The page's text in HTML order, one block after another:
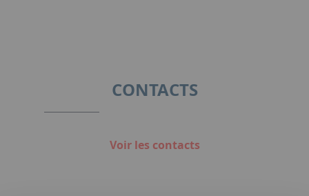
CONTACTS
Voir les contacts